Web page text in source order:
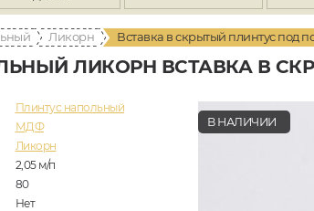
Ликорн Вставка в скрытый плинтус под
ЛИКОРН ВСТАВКА В
Плинтус напольный
МДФ
Ликорн
2,05 м/п
80
Нет
В НАЛИЧИИ